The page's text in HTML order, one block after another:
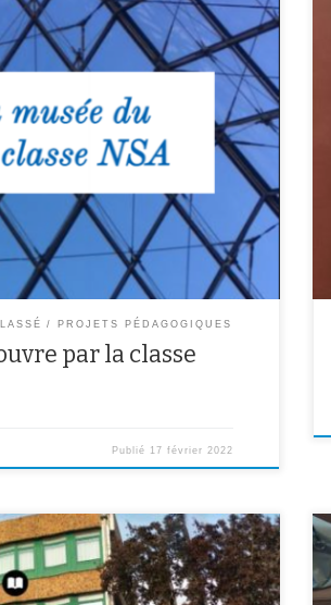
! Le guide du musée du Louvre de
Book Creator
PROJETS PÉDAGOGIQUES
par la classe
Publié 17 février 2022